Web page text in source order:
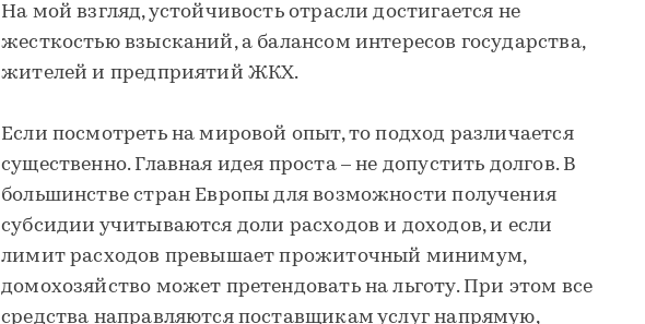
На мой взгляд, устойчивость отрасли достигается не
жесткостью взысканий, а балансом интересов государства,
жителей и предприятий ЖКХ.
Если посмотреть на мировой опыт, то подход различается
существенно. Главная идея проста – не допустить долгов. В
большинстве стран Европы для возможности получения
субсидии учитываются доли расходов и доходов, и если
лимит расходов превышает прожиточный минимум,
домохозяйство может претендовать на льготу. При этом все
средства направляются поставщикам услуг напрямую,